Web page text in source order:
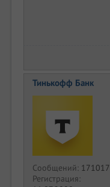
Тинькофф Банк
Сообщений: 171017
Регистрация: